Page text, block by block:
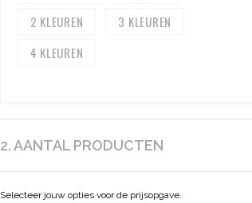
2
3
4
2. AANTAL PRODUCTEN
Selecteer jouw opties voor de prijsopgave.